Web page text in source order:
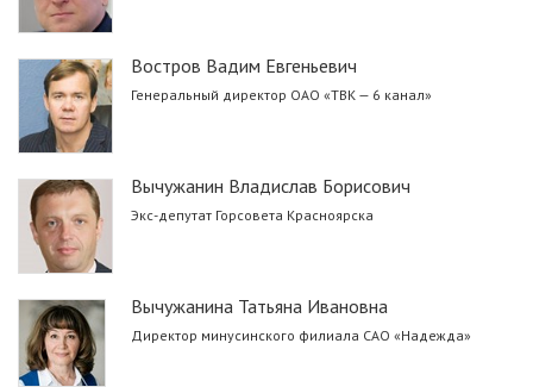
Востров Вадим Евгеньевич
Генеральный директор ОАО «ТВК — 6 канал»
Вычужанин Владислав Борисович
Экс-депутат Горсовета Красноярска
Вычужанина Татьяна Ивановна
Директор минусинского филиала САО «Надежда»